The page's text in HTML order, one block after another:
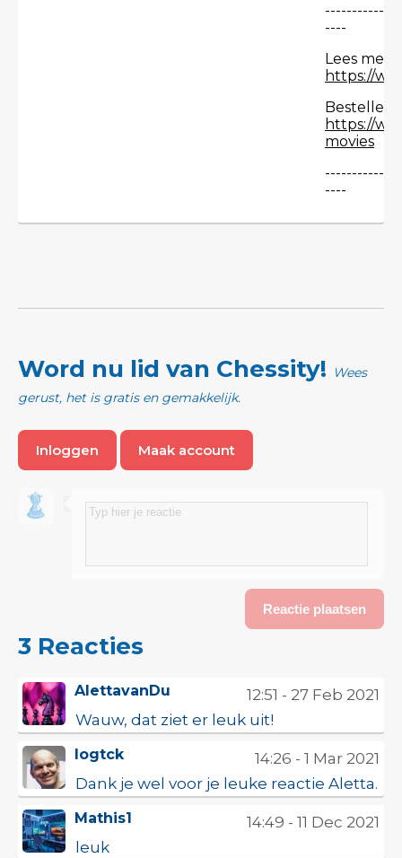
----
Lees
https://
Bestellen
https://
movies
----
Word nu lid van Chessity!
Wees
gerust, het is gratis en gemakkelijk.
Inloggen Maak account
3 Reacties
AlettavanDu
12:51 - 27 Feb 2021
Wauw, dat ziet er leuk uit!
logtck
14:26 - 1 Mar 2021
Dank je wel voor je leuke reactie Aletta.
Mathis1
14:49 - 11 Dec 2021
leuk